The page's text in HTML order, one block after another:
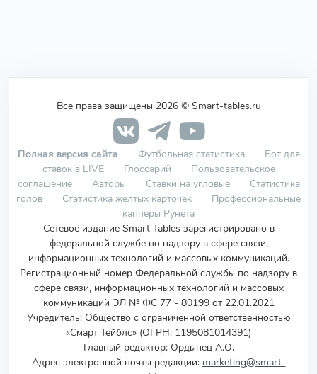
Все права защищены 2026 © Smart-tables.ru
Полная версия сайта Футбольная статистика
Бот для
ставок в LIVE
Глоссарий
Пользовательское
соглашение
Авторы Ставки на угловые
Статистика
голов
Статистика желтых карточек
Профессиональные
капперы Рунета
Сетевое издание Smart Tables зарегистрировано в
федеральной службе по надзору в сфере связи,
информационных технологий и массовых коммуникаций.
Регистрационный номер Федеральной службы по надзору в
сфере связи, информационных технологий и массовых
коммуникаций ЭЛ № ФС 77 - 80199 от 22.01.2021
Учредитель: Общество с ограниченной ответственностью
«Смарт Тейблс» (ОГРН: 1195081014391)
Главный редактор: Ордынец А.О.
Адрес электронной почты редакции: marketing@smart-